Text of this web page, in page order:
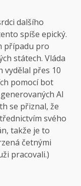
dalšího
spíše epický.
případu pro
státech. Vláda
vydělal přes 10
pomocí bot
AI
se přiznal, že
svého
takže je to
četnými
pracovali.)